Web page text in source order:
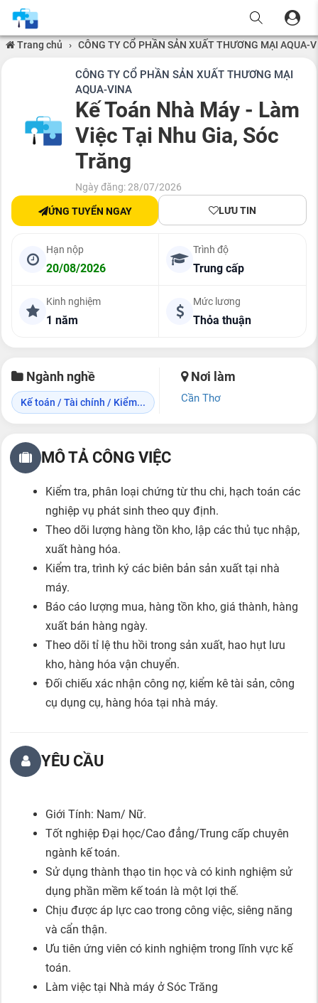
Trang chủ › CÔNG TY CỔ PHẦN SẢN XUẤT THƯƠNG MẠI AQUA-
CÔNG TY CỔ PHẦN SẢN XUẤT THƯƠNG MẠI
AQUA-VINA
Kế Toán Nhà Máy - Làm
Việc Tại Nhu Gia, Sóc
Trăng
Ngày đăng: 28/07/2026
ỨNG TUYỂN NGAY LƯU TIN
Hạn nộp
20/08/2026
Trình độ
Trung cấp
Kinh nghiệm
1 năm
Mức lương
Thỏa thuận
Ngành nghề
Kế toán / Tài chính / Kiểm...
Nơi làm
Cần Thơ
MÔ TẢ CÔNG VIỆC
Kiểm tra, phân loại chứng từ thu chi, hạch toán các
nghiệp vụ phát sinh theo quy định.
Theo dõi lượng hàng tồn kho, lập các thủ tục nhập,
xuất hàng hóa.
Kiểm tra, trình ký các biên bản sản xuất tại nhà
máy.
Báo cáo lượng mua, hàng tồn kho, giá thành, hàng
xuất bán hàng ngày.
Theo dõi tỉ lệ thu hồi trong sản xuất, hao hụt lưu
kho, hàng hóa vận chuyển.
Đối chiếu xác nhận công nợ, kiểm kê tài sản, công
cụ dụng cụ, hàng hóa tại nhà máy.
YÊU CẦU
Giới Tính: Nam/ Nữ.
Tốt nghiệp Đại học/Cao đẳng/Trung cấp chuyên
ngành kế toán.
Sử dụng thành thạo tin học và có kinh nghiệm sử
dụng phần mềm kế toán là một lợi thế.
Chịu được áp lực cao trong công việc, siêng năng
và cẩn thận.
Ưu tiên ứng viên có kinh nghiệm trong lĩnh vực kế
toán.
Làm việc tại Nhà máy ở Sóc Trăng